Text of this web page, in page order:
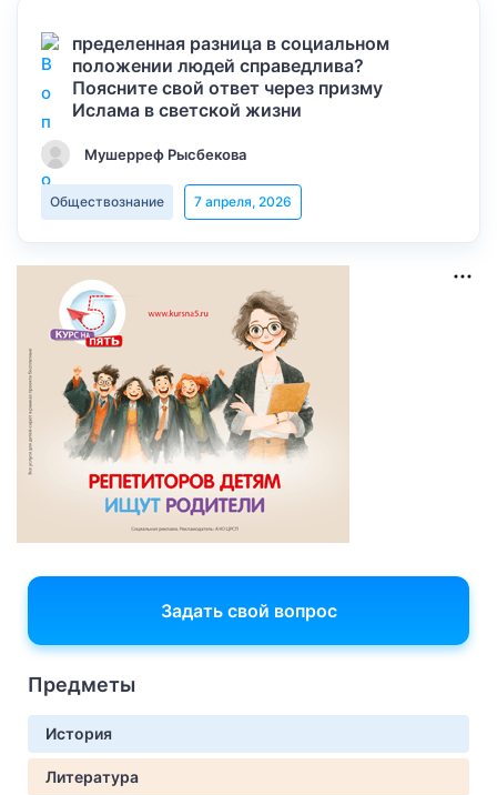
пределенная разница в социальном
положении людей справедлива?
Поясните свой ответ через призму
Ислама в светской жизни
Мушерреф Рысбекова
Обществознание 7 апреля, 2026
Задать свой вопрос
Предметы
История
Литература